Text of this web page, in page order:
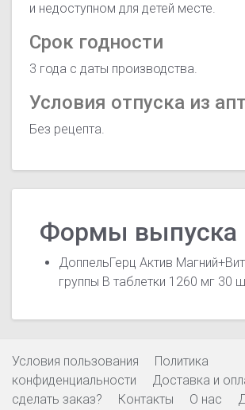
и недоступном для детей месте.
Срок годности
3 года с даты производства.
Условия отпуска из
Без рецепта.
Формы выпуска
ДоппельГерц Актив
группы В таблетки 1260 мг 30
Условия пользования
Политика
конфиденциальности
Доставка и
сделать заказ?
Контакты О нас